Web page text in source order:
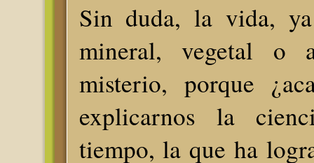
Sin duda, la vida,
mineral, vegetal o
misterio, porque
explicarnos la
tiempo, la que ha